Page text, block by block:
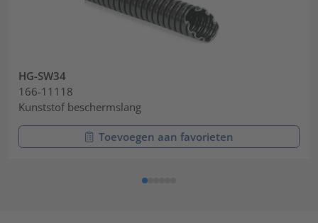
HG-SW34
166-11118
Kunststof beschermslang
Toevoegen aan favorieten